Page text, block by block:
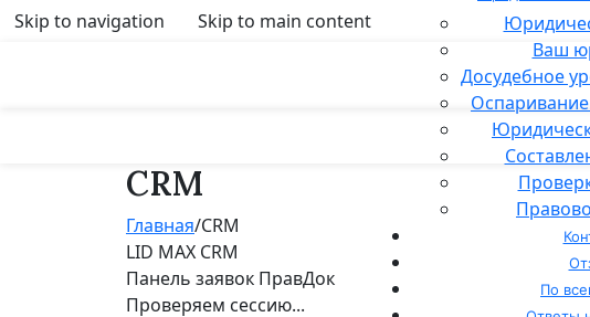
Skip to navigation Skip to main content
Ваш
Досудебное
По
CRM
Главная/CRM
LID MAX CRM
Панель заявок ПравДок
Проверяем сессию...